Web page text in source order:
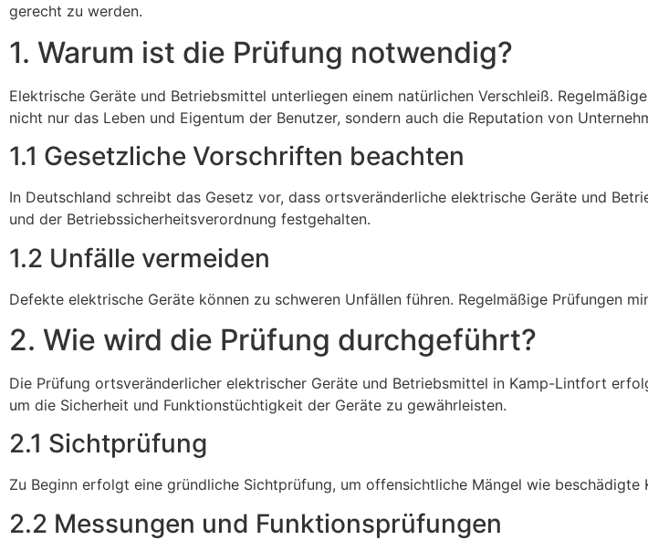
gerecht zu werden.
1. Warum ist die Prüfung notwendig?
Elektrische Geräte und Betriebsmittel unterliegen einem natürlichen Verschleiß.
nicht nur das Leben und Eigentum der Benutzer, sondern auch die Reputation von
1.1 Gesetzliche Vorschriften beachten
In Deutschland schreibt das Gesetz vor, dass ortsveränderliche elektrische Geräte und
und der Betriebssicherheitsverordnung festgehalten.
1.2 Unfälle vermeiden
Defekte elektrische Geräte können zu schweren Unfällen führen. Regelmäßige Prüfungen
2. Wie wird die Prüfung durchgeführt?
Die Prüfung ortsveränderlicher elektrischer Geräte und Betriebsmittel in Kamp-Lintfort
um die Sicherheit und Funktionstüchtigkeit der Geräte zu gewährleisten.
2.1 Sichtprüfung
Zu Beginn erfolgt eine gründliche Sichtprüfung, um offensichtliche Mängel wie
2.2 Messungen und Funktionsprüfungen